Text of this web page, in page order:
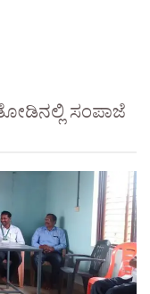
ಸಂಪಾಜೆ